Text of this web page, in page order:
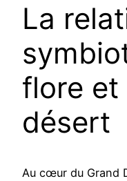
La
flore et
désert
Au cœur du Grand